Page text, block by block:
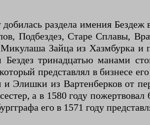
раздела имения
Подбездез, Старе Сплавы,
Зайца из Хазмбурка и
тринадцатью манами
представлял в бизнесе
Элишки из Вартенберков от
а в 1580 году
его в 1571 году